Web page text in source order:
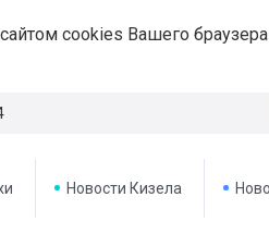
cookies Вашего
Новости Кизела